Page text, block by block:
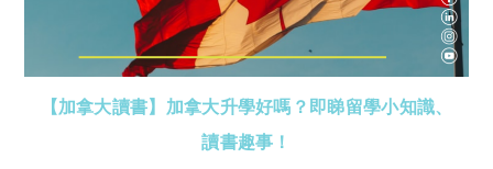
【加拿大讀書】加拿大升學好嗎？即睇留學小知識、
讀書趣事！